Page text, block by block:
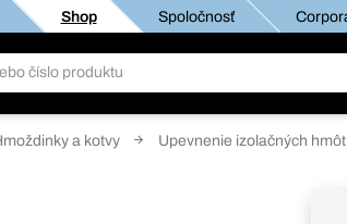
Shop Spoločnosť
a kotvy Upevnenie izolačných hmôt